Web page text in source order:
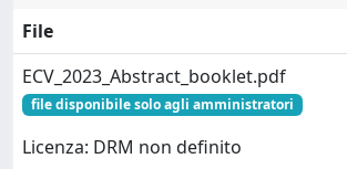
File
ECV_2023_Abstract_booklet.pdf
file disponibile solo agli amministratori
Licenza: DRM non definito